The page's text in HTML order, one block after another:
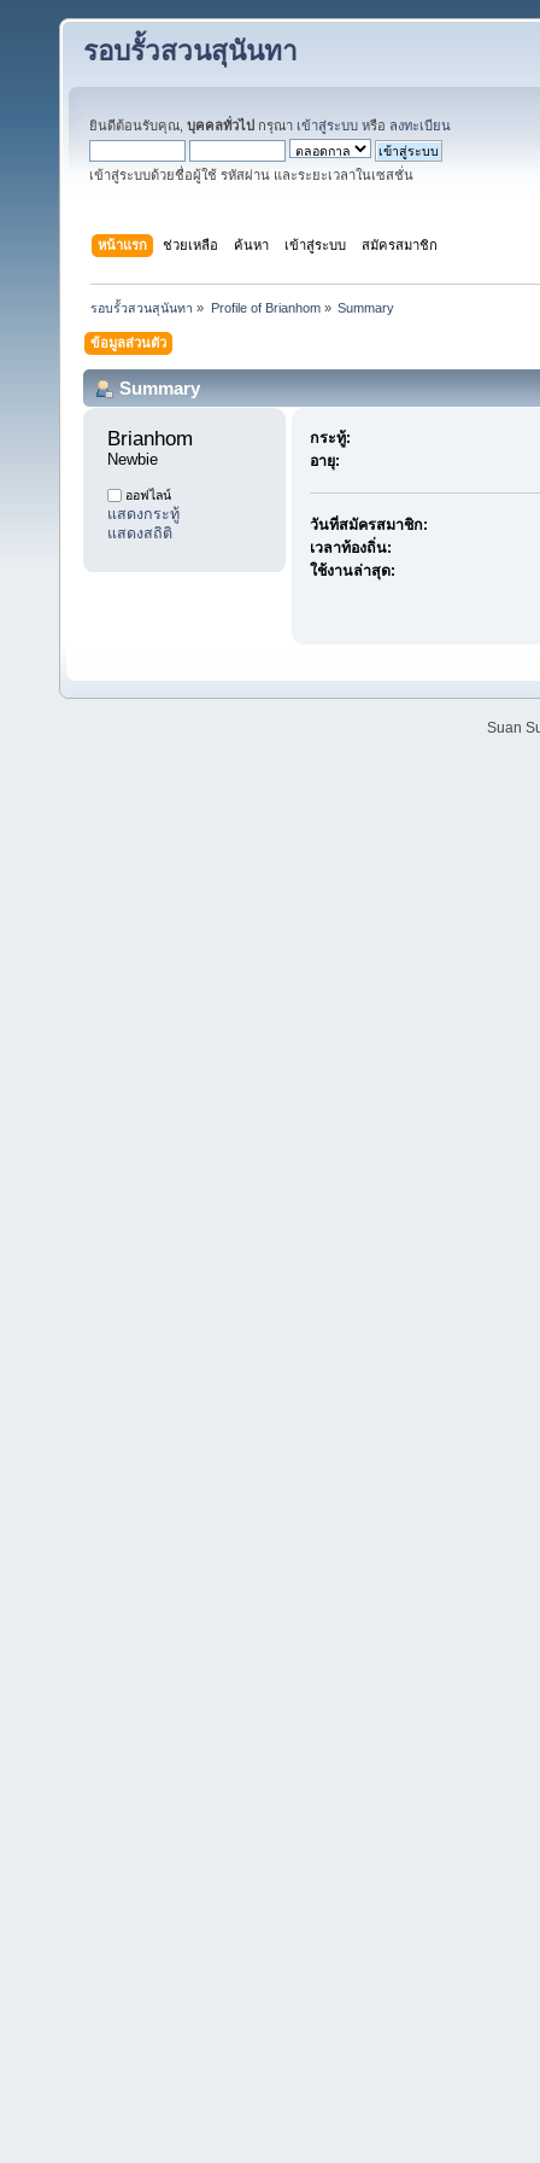
รอบรั้วสวนสุนันทา
ยินดีต้อนรับคุณ, บุคคลทั่วไป กรุณา เข้าสู่ระบบ หรือ ลงทะเบียน
เข้าสู่ระบบด้วยชื่อผู้ใช้ รหัสผ่าน และระยะเวลาในเซสชั่น
หน้าแรก ช่วยเหลือ ค้นหา เข้าสู่ระบบ สมัครสมาชิก
รอบรั้วสวนสุนันทา » Profile of Brianhom» Summary
ข้อมูลส่วนตัว
Summary
Brianhom
Newbie
ออฟไลน์
แสดงกระทู้
แสดงสถิติ
กระทู้:
อายุ:
วันที่สมัครสมาชิก:
เวลาท้องถิ่น:
ใช้งานล่าสุด:
Suan